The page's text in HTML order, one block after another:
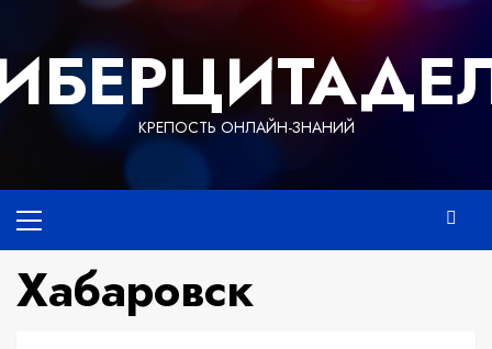
содержимому
КРЕПОСТЬ ОНЛАЙН-ЗНАНИЙ
меню
Хабаровск